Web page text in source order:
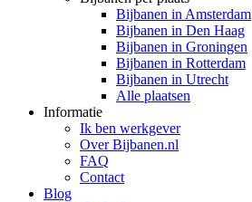
Bijbanen in Amsterdam
Bijbanen in Den Haag
Bijbanen in Groningen
Bijbanen in Rotterdam
Bijbanen in Utrecht
Alle plaatsen
Informatie
Ik ben werkgever
Over Bijbanen.nl
FAQ
Contact
Blog